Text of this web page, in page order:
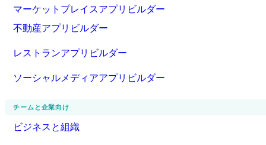
マーケットプレイスアプリビルダー
不動産アプリビルダー
レストランアプリビルダー
ソーシャルメディアアプリビルダー
チームと企業向け
ビジネスと組織